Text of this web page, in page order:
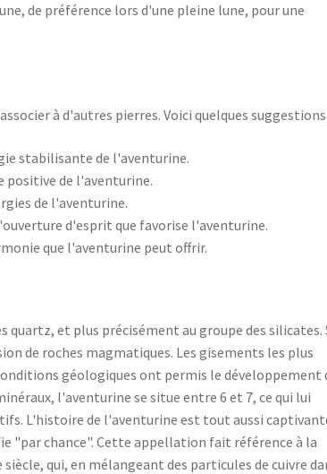
de préférence lors d'une pleine lune, pour une
à d'autres pierres. Voici quelques suggestions
stabilisante de l'aventurine.
positive de l'aventurine.
de l'aventurine.
d'esprit que favorise l'aventurine.
que l'aventurine peut offrir.
et plus précisément au groupe des silicates.
de roches magmatiques. Les gisements les plus
géologiques ont permis le développement
l'aventurine se situe entre 6 et 7, ce qui lui
L'histoire de l'aventurine est tout aussi
"par chance". Cette appellation fait référence à la
qui, en mélangeant des particules de cuivre